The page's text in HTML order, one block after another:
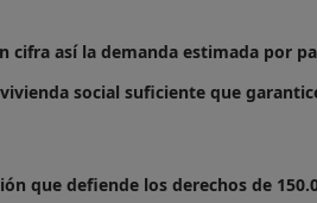
cifra así la demanda estimada por
social suficiente que
que defiende los derechos de